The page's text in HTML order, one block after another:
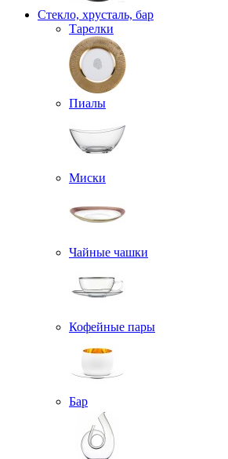
Стекло, хрусталь, бар
Тарелки
Пиалы
Миски
Чайные чашки
Кофейные пары
Бар